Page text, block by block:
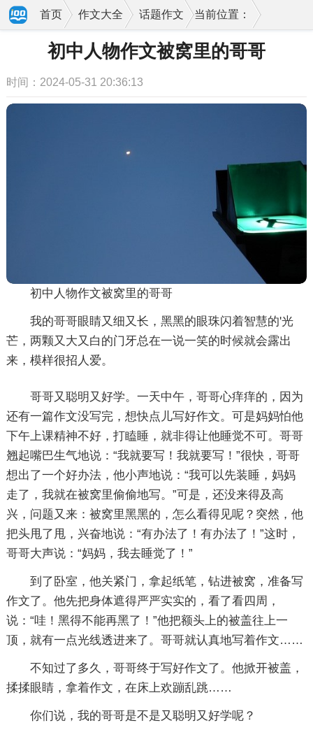
当前位置：
首页 作文大全 话题作文
初中人物作文被窝里的哥哥
时间：2024-05-31 20:36:13
初中人物作文被窝里的哥哥
我的哥哥眼睛又细又长，黑黑的眼珠闪着智慧的'光
芒，两颗又大又白的门牙总在一说一笑的时候就会露出
来，模样很招人爱。
哥哥又聪明又好学。一天中午，哥哥心痒痒的，因为
还有一篇作文没写完，想快点儿写好作文。可是妈妈怕他
下午上课精神不好，打瞌睡，就非得让他睡觉不可。哥哥
翘起嘴巴生气地说：“我就要写！我就要写！”很快，哥哥
想出了一个好办法，他小声地说：“我可以先装睡，妈妈
走了，我就在被窝里偷偷地写。”可是，还没来得及高
兴，问题又来：被窝里黑黑的，怎么看得见呢？突然，他
把头甩了甩，兴奋地说：“有办法了！有办法了！”这时，
哥哥大声说：“妈妈，我去睡觉了！”
到了卧室，他关紧门，拿起纸笔，钻进被窝，准备写
作文了。他先把身体遮得严严实实的，看了看四周，
说：“哇！黑得不能再黑了！”他把额头上的被盖往上一
顶，就有一点光线透进来了。哥哥就认真地写着作文……
不知过了多久，哥哥终于写好作文了。他掀开被盖，
揉揉眼睛，拿着作文，在床上欢蹦乱跳……
你们说，我的哥哥是不是又聪明又好学呢？